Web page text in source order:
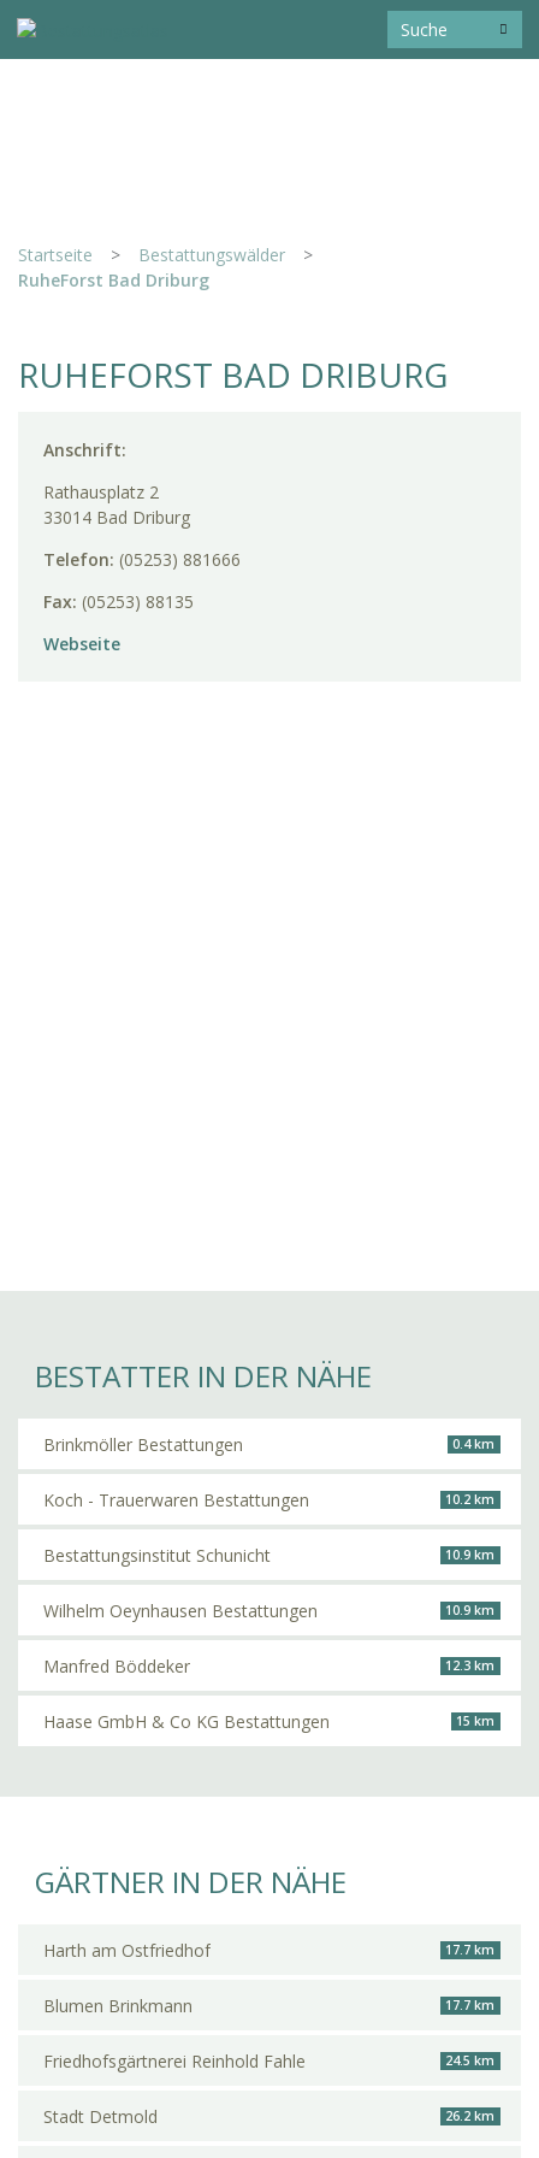
Startseite > Bestattungswälder
>
RuheForst Bad Driburg
RUHEFORST BAD DRIBURG
Anschrift:
Rathausplatz 2
33014 Bad Driburg
Telefon: (05253) 881666
Fax: (05253) 88135
Webseite
BESTATTER IN DER NÄHE
Brinkmöller Bestattungen 0.4 km
Koch - Trauerwaren Bestattungen 10.2 km
Bestattungsinstitut Schunicht 10.9 km
Wilhelm Oeynhausen Bestattungen 10.9 km
Manfred Böddeker 12.3 km
Haase GmbH & Co KG Bestattungen 15 km
GÄRTNER IN DER NÄHE
Harth am Ostfriedhof 17.7 km
Blumen Brinkmann 17.7 km
Friedhofsgärtnerei Reinhold Fahle 24.5 km
Stadt Detmold 26.2 km